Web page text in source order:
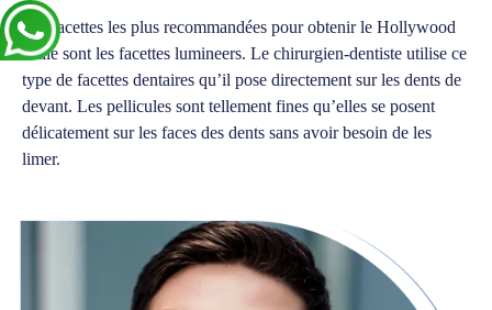
Les facettes les plus recommandées pour obtenir le Hollywood
smile sont les facettes lumineers. Le chirurgien-dentiste utilise ce
type de facettes dentaires qu’il pose directement sur les dents de
devant. Les pellicules sont tellement fines qu’elles se posent
délicatement sur les faces des dents sans avoir besoin de les
limer.